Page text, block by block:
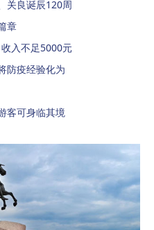
关良诞辰120周
章
入不足5000元
防疫经验化为
客可身临其境